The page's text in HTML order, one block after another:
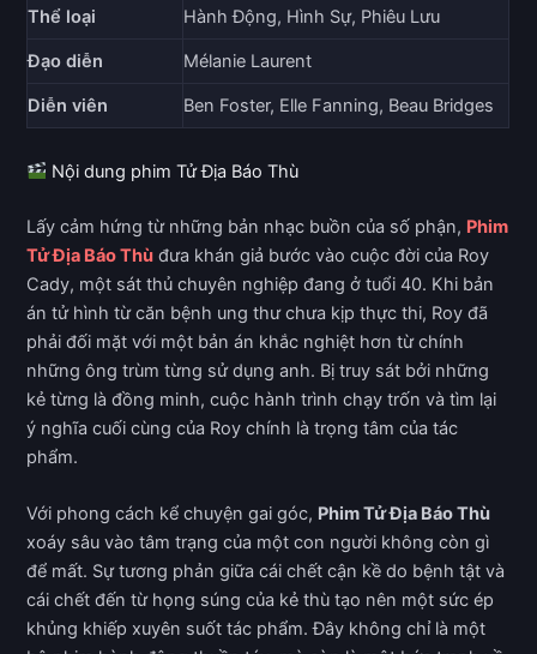
Thể loại Hành Động, Hình Sự, Phiêu Lưu
Đạo diễn Mélanie Laurent
Diễn viên Ben Foster, Elle Fanning, Beau Bridges
Nội dung phim Tử Địa Báo Thù
Lấy cảm hứng từ những bản nhạc buồn của số phận, Phim
Tử Địa Báo Thù đưa khán giả bước vào cuộc đời của Roy
Cady, một sát thủ chuyên nghiệp đang ở tuổi 40. Khi bản
án tử hình từ căn bệnh ung thư chưa kịp thực thi, Roy đã
phải đối mặt với một bản án khắc nghiệt hơn từ chính
những ông trùm từng sử dụng anh. Bị truy sát bởi những
kẻ từng là đồng minh, cuộc hành trình chạy trốn và tìm lại
ý nghĩa cuối cùng của Roy chính là trọng tâm của tác
phẩm.
Với phong cách kể chuyện gai góc, Phim Tử Địa Báo Thù
xoáy sâu vào tâm trạng của một con người không còn gì
để mất. Sự tương phản giữa cái chết cận kề do bệnh tật và
cái chết đến từ họng súng của kẻ thù tạo nên một sức ép
khủng khiếp xuyên suốt tác phẩm. Đây không chỉ là một